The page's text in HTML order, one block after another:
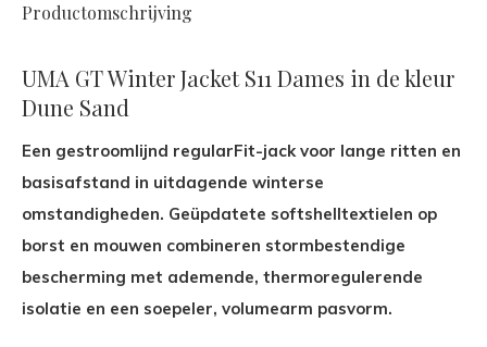
Productomschrijving
UMA GT Winter Jacket S11 Dames in de kleur
Dune Sand
Een gestroomlijnd regularFit-jack voor lange ritten en
basisafstand in uitdagende winterse
omstandigheden. Geüpdatete softshelltextielen op
borst en mouwen combineren stormbestendige
bescherming met ademende, thermoregulerende
isolatie en een soepeler, volumearm pasvorm.